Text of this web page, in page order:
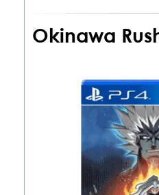
Okinawa